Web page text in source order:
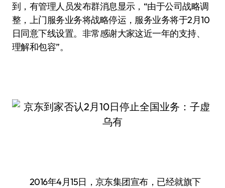
到，有管理人员发布群消息显示，“由于公司战略调
整，上门服务业务将战略停运，服务业务将于2月10
日同意下线设置。非常感谢大家这近一年的支持、
理解和包容”。
2016年4月15日，京东集团宣布，已经就旗下